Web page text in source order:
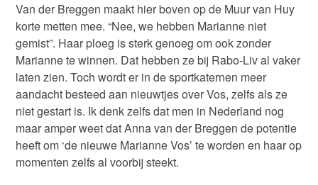
Van der Breggen maakt hier boven op de Muur van Huy
korte metten mee. “Nee, we hebben Marianne niet
gemist”. Haar ploeg is sterk genoeg om ook zonder
Marianne te winnen. Dat hebben ze bij Rabo-Liv al vaker
laten zien. Toch wordt er in de sportkaternen meer
aandacht besteed aan nieuwtjes over Vos, zelfs als ze
niet gestart is. Ik denk zelfs dat men in Nederland nog
maar amper weet dat Anna van der Breggen de potentie
heeft om ‘de nieuwe Marianne Vos’ te worden en haar op
momenten zelfs al voorbij steekt.